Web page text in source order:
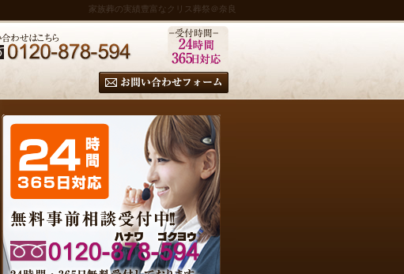
家族葬の実績豊富なクリス葬祭＠奈良